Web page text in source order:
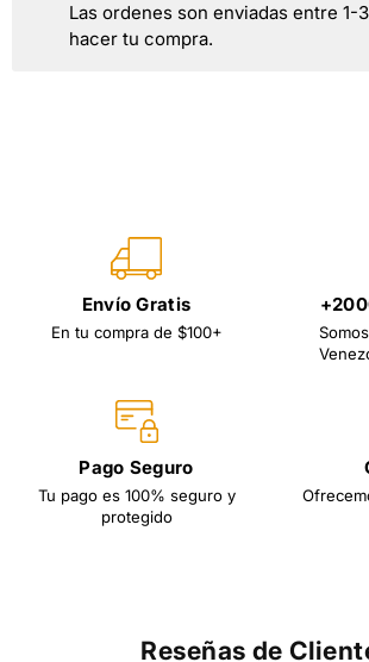
Las ordenes son enviadas entre 1-
hacer tu compra.
Envío Gratis
En tu compra de $100+
Pago Seguro
Tu pago es 100% seguro y
protegido
Reseñas de